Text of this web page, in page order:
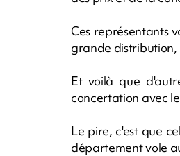
Ces représentants
grande distribution,
Et voilà que
concertation avec
Le pire, c'est que
département vole